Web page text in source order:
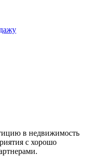
в недвижимость
с хорошо